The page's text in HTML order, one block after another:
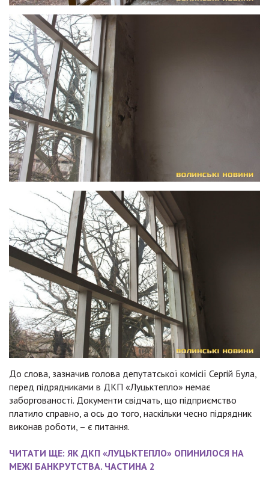
До слова, зазначив голова депутатської комісії Сергій Була,
перед підрядниками в ДКП «Луцьктепло» немає
заборгованості. Документи свідчать, що підприємство
платило справно, а ось до того, наскільки чесно підрядник
виконав роботи, – є питання.
ЧИТАТИ ЩЕ: ЯК ДКП «ЛУЦЬКТЕПЛО» ОПИНИЛОСЯ НА
МЕЖІ БАНКРУТСТВА. ЧАСТИНА 2